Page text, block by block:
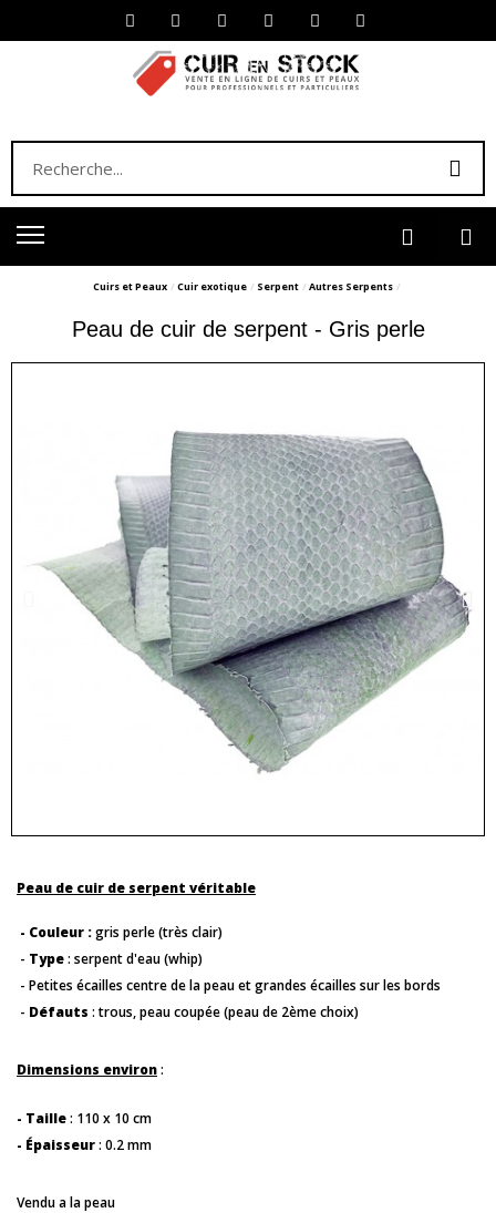
Cuirs et Peaux Cuir exotique Serpent Autres Serpents
Peau de cuir de serpent - Gris perle
Peau de cuir de serpent véritable
- Couleur :gris perle (très clair)
- Type: serpent d'eau (whip)
- Petites écailles centre de la peau et grandes écailles sur les bords
- Défauts : trous, peau coupée (peau de 2ème choix)
Dimensions environ:
- Taille: 110 x 10 cm
- Épaisseur: 0.2 mm
Vendu a la peau